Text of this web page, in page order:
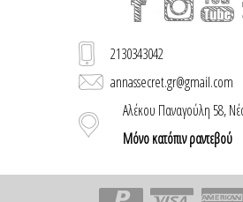
2130343042
annassecret.gr@gmail.com
Αλέκου Παναγούλη 58,
Μόνο κατόπιν ραντεβού